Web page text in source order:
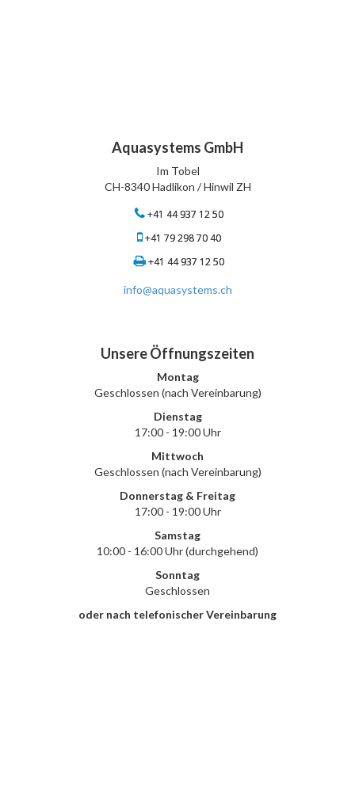
Aquasystems GmbH
Im Tobel
CH-8340 Hadlikon / Hinwil ZH
+41 44 937 12 50
+41 79 298 70 40
+41 44 937 12 50
info@aquasystems.ch
Unsere Öffnungszeiten
Montag
Geschlossen (nach Vereinbarung)
Dienstag
17:00 - 19:00 Uhr
Mittwoch
Geschlossen (nach Vereinbarung)
Donnerstag & Freitag
17:00 - 19:00 Uhr
Samstag
10:00 - 16:00 Uhr (durchgehend)
Sonntag
Geschlossen
oder nach telefonischer Vereinbarung